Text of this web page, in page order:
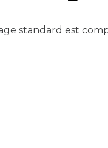
standard est